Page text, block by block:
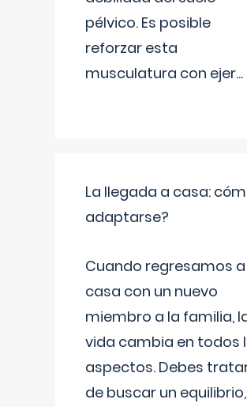
pélvico. Es posible
reforzar esta
musculatura con ejer...
La llegada a casa:
adaptarse?
Cuando regresamos a
casa con un nuevo
miembro a la familia,
vida cambia en todos
aspectos. Debes
de buscar un equilibrio,